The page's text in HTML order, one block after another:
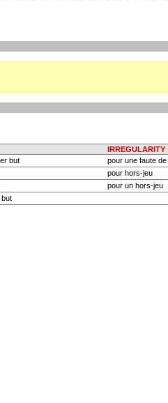
IRREGULARITY
but pour une faute de
pour hors-jeu
pour un hors-jeu
but